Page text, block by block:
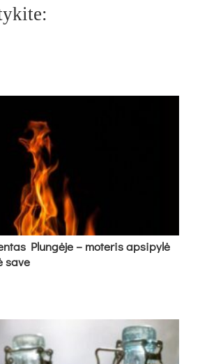
Plun­gė­je – mo­te­ris ap­si­py­lė
sa­ve